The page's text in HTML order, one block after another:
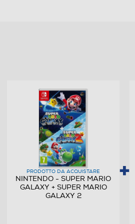
supportati
PRODOTTO DA ACQUISTARE
NINTENDO - SUPER MARIO
GALAXY + SUPER MARIO
GALAXY 2